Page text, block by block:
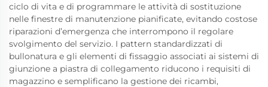
ciclo di vita e di programmare le attività di sostituzione
nelle finestre di manutenzione pianificate, evitando costose
riparazioni d’emergenza che interrompono il regolare
svolgimento del servizio. I pattern standardizzati di
bullonatura e gli elementi di fissaggio associati ai sistemi di
giunzione a piastra di collegamento riducono i requisiti di
magazzino e semplificano la gestione dei ricambi,